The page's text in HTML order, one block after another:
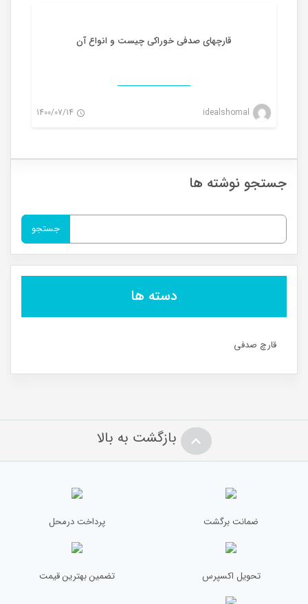
جستجو نوشته ها
برای:
دسته ها
قارچ صدفی
قارچهای صدفی خوراکی چیست و انواع آن
1400/07/14
بازگشت به بالا
ضمانت برگشت پرداخت درمحل
تحویل اکسپرس تضمین بهترین قیمت